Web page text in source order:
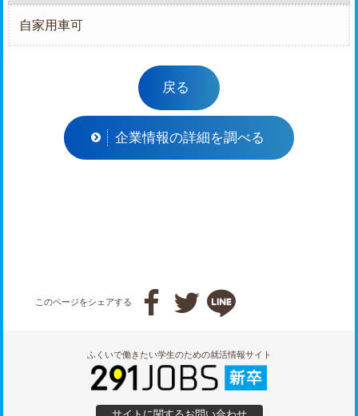
自家用車可
戻る
企業情報の詳細を調べる
このページをシェアする   
ふくいで働きたい学生のための就活情報サイト